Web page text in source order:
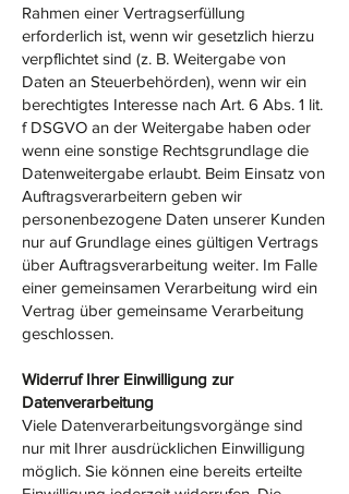
Rahmen einer Vertragserfüllung
erforderlich ist, wenn wir gesetzlich hierzu
verpflichtet sind (z. B. Weitergabe von
Daten an Steuerbehörden), wenn wir ein
berechtigtes Interesse nach Art. 6 Abs. 1 lit.
f DSGVO an der Weitergabe haben oder
wenn eine sonstige Rechtsgrundlage die
Datenweitergabe erlaubt. Beim Einsatz von
Auftragsverarbeitern geben wir
personenbezogene Daten unserer Kunden
nur auf Grundlage eines gültigen Vertrags
über Auftragsverarbeitung weiter. Im Falle
einer gemeinsamen Verarbeitung wird ein
Vertrag über gemeinsame Verarbeitung
geschlossen.
Widerruf Ihrer Einwilligung zur
Datenverarbeitung
Viele Datenverarbeitungsvorgänge sind
nur mit Ihrer ausdrücklichen Einwilligung
möglich. Sie können eine bereits erteilte